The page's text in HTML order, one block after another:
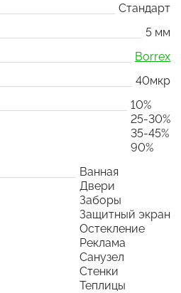
Стандарт
5 мм
Borrex
40мкр
10%
25-30%
35-45%
90%
Ванная
Двери
Заборы
Защитный экран
Остекление
Реклама
Санузел
Стенки
Теплицы